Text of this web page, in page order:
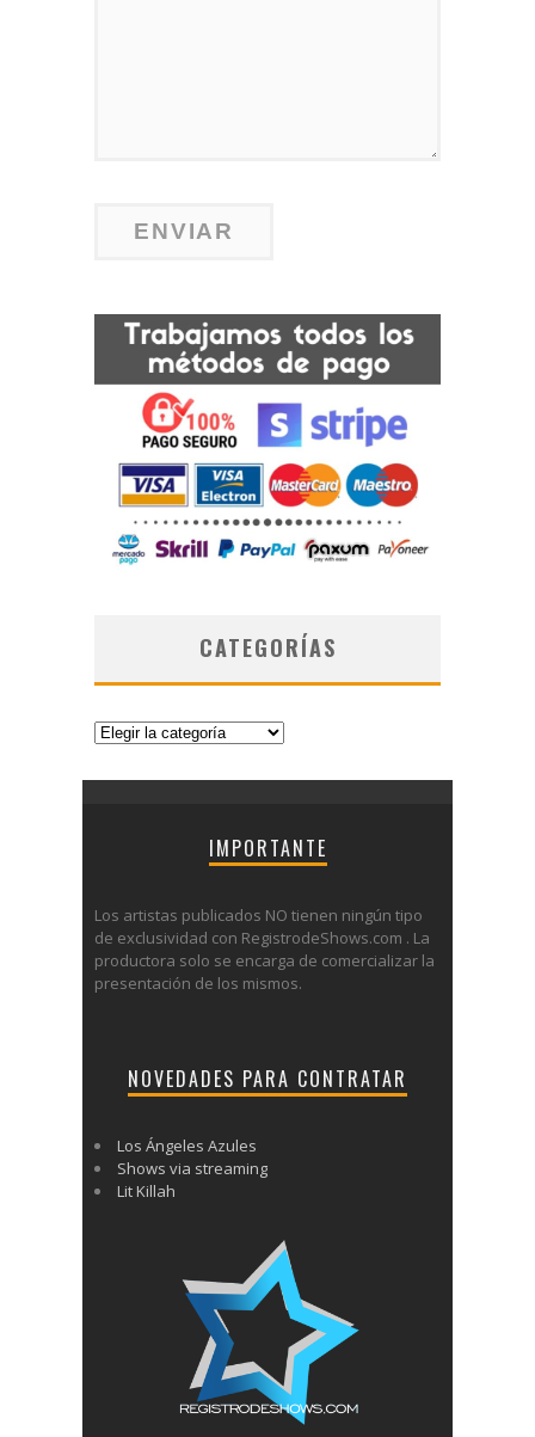
CATEGORÍAS
Categorías
IMPORTANTE
Los artistas publicados NO tienen ningún tipo
de exclusividad con RegistrodeShows.com . La
productora solo se encarga de comercializar la
presentación de los mismos.
NOVEDADES PARA CONTRATAR
Los Ángeles Azules
Shows via streaming
Lit Killah